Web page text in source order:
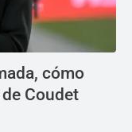
cómo
Coudet